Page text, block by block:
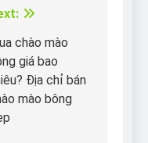
chào mào
giá bao
Địa chỉ bán
mào bông